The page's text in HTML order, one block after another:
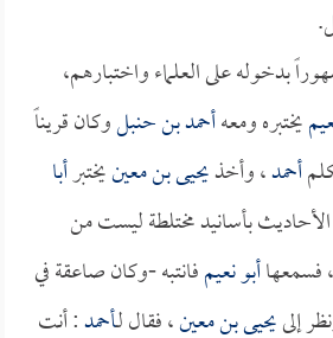
بدخوله على العلماء واختبارهم،
يختبره ومعهأحمد بن حنبلوكان قريناً
أحمد، وأخذيحيى بن معينيختبرأبا
بأسانيد مختلطة ليست من
فسمعهاأبو نعيمفانتبه -وكان صاعقة في
إلىيحيى بن معين، فقال لـأحمد: أنت